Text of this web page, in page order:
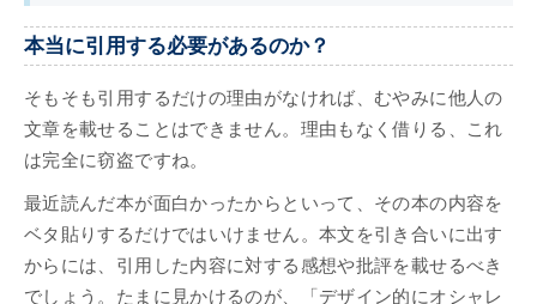
本当に引用する必要があるのか？
そもそも引用するだけの理由がなければ、むやみに他人の
文章を載せることはできません。理由もなく借りる、これ
は完全に窃盗ですね。
最近読んだ本が面白かったからといって、その本の内容を
ベタ貼りするだけではいけません。本文を引き合いに出す
からには、引用した内容に対する感想や批評を載せるべき
でしょう。たまに見かけるのが、「デザイン的にオシャレ